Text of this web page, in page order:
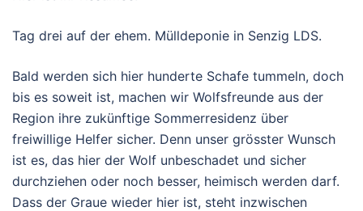
Tag drei auf der ehem. Mülldeponie in Senzig LDS.
Bald werden sich hier hunderte Schafe tummeln, doch
bis es soweit ist, machen wir Wolfsfreunde aus der
Region ihre zukünftige Sommerresidenz über
freiwillige Helfer sicher. Denn unser grösster Wunsch
ist es, das hier der Wolf unbeschadet und sicher
durchziehen oder noch besser, heimisch werden darf.
Dass der Graue wieder hier ist, steht inzwischen